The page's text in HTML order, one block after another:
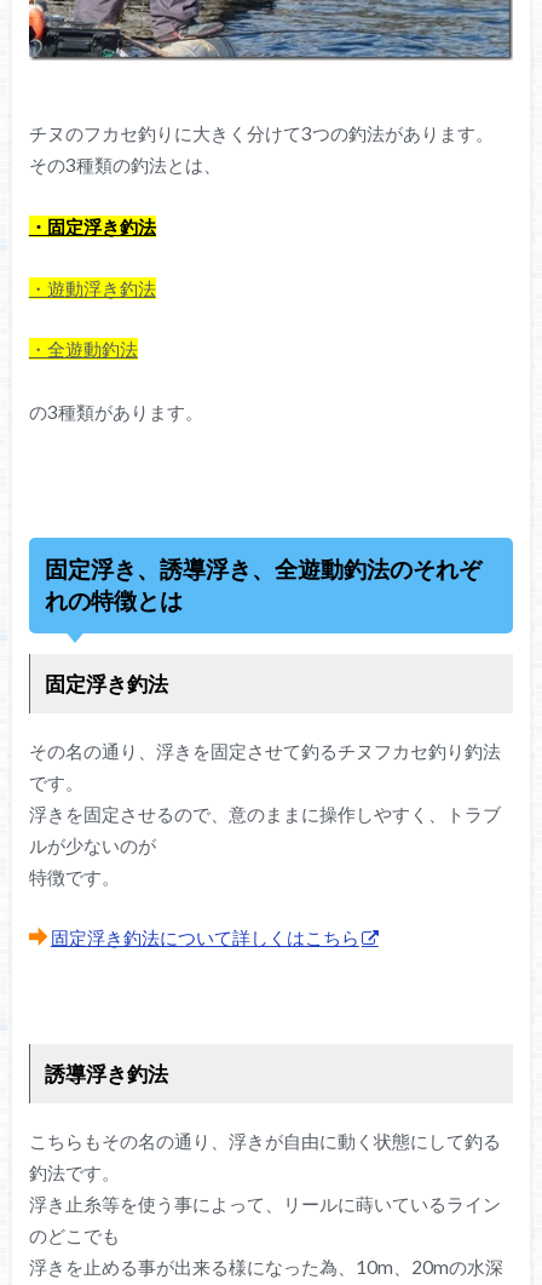
チヌのフカセ釣りに大きく分けて3つの釣法があります。
その3種類の釣法とは、
・固定浮き釣法
・遊動浮き釣法
・全遊動釣法
の3種類があります。
固定浮き、誘導浮き、全遊動釣法のそれぞ
れの特徴とは
固定浮き釣法
その名の通り、浮きを固定させて釣るチヌフカセ釣り釣法
です。
浮きを固定させるので、意のままに操作しやすく、トラブ
ルが少ないのが
特徴です。
固定浮き釣法について詳しくはこちら
誘導浮き釣法
こちらもその名の通り、浮きが自由に動く状態にして釣る
釣法です。
浮き止糸等を使う事によって、リールに蒔いているライン
のどこでも
浮きを止める事が出来る様になった為、10m、20mの水深